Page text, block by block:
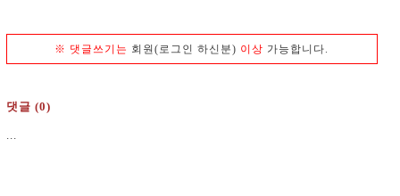
※ 댓글쓰기는 회원(로그인 하신분) 이상 가능합니다.
댓글 (0)
...